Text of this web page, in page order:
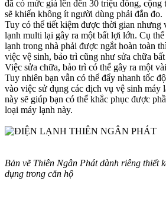
đã có mức giá lên đến 30 triệu đồng,
sẽ khiến không ít người dùng phải đắn đo.
Tuy có thể tiết kiệm được thời gian nhưng
lạnh multi lại gây ra một bất lợi lớn. Cụ
lạnh trong nhà phải được ngắt hoàn toàn
việc vệ sinh, bảo trì cũng như sửa chữa
Việc sửa chữa, bảo trì có thể gây ra một
Tuy nhiên bạn vẫn có thể đẩy nhanh tốc
vào việc sử dụng các dịch vụ vệ sinh máy
này sẽ giúp bạn có thể khắc phục được
loại máy lạnh này.
Bản vẽ Thiên Ngân Phát dành riêng thiết
dụng trong căn hộ